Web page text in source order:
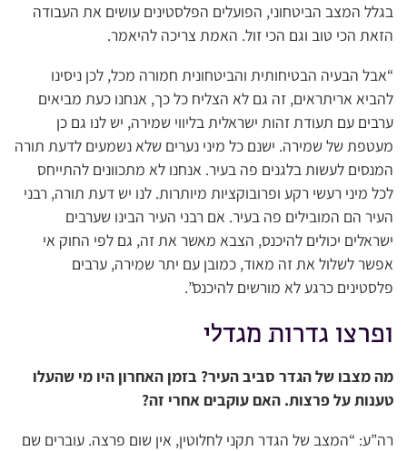
בגלל המצב הביטחוני, הפועלים הפלסטינים עושים את העבודה
הזאת הכי טוב וגם הכי זול. האמת צריכה להיאמר.
“אבל הבעיה הבטיחותית והביטחונית חמורה מכל, לכן ניסינו
להביא אריתראים, זה גם לא הצליח כל כך, אנחנו כעת מביאים
ערבים עם תעודת זהות ישראלית בליווי שמירה, יש לנו גם כן
מעטפת של שמירה. ישנם כל מיני נערים שלא נשמעים לדעת תורה
המנסים לעשות בלגנים פה בעיר. אנחנו לא מתכוונים להתייחס
לכל מיני רעשי רקע ופרובוקציות מיותרות. לנו יש דעת תורה, רבני
העיר הם המובילים פה בעיר. אם רבני העיר הבינו שערבים
ישראלים יכולים להיכנס, הצבא מאשר את זה, גם לפי החוק אי
אפשר לשלול את זה מאוד, כמובן עם יתר שמירה, ערבים
פלסטינים כרגע לא מורשים להיכנס”.
ופרצו גדרות מגדלי
מה מצבו של הגדר סביב העיר? בזמן האחרון היו מי שהעלו
טענות על פרצות. האם עוקבים אחרי זה?
רה”ע: “המצב של הגדר תקני לחלוטין, אין שום פרצה. עוברים שם